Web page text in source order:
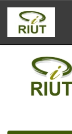
Skip
navigation